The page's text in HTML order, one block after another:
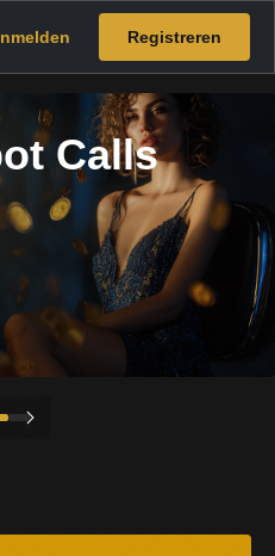
Registreren
Calls